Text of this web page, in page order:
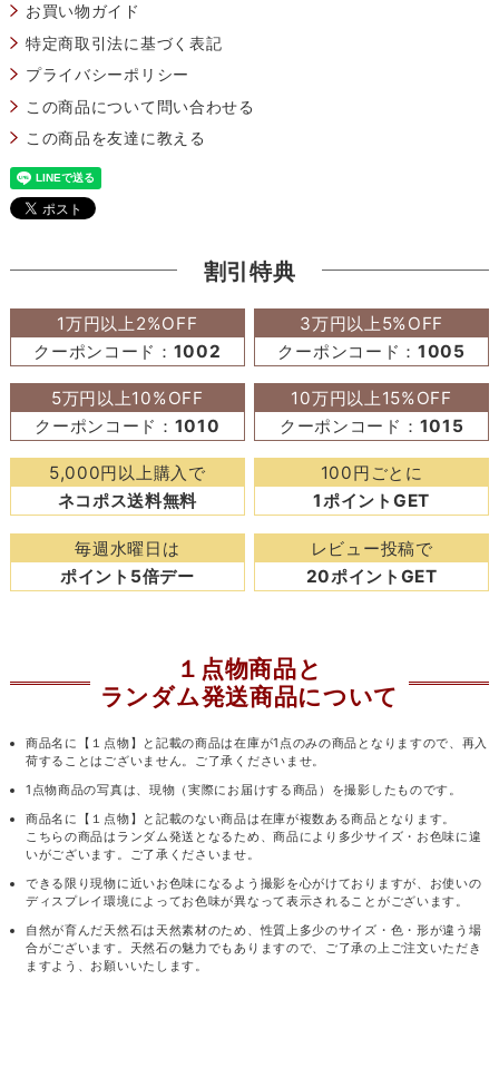
お買い物ガイド
特定商取引法に基づく表記
プライバシーポリシー
この商品について問い合わせる
この商品を友達に教える
割引特典
1万円以上2%OFF
クーポンコード： 1002
3万円以上5%OFF
クーポンコード：1005
5万円以上10%OFF
クーポンコード： 1010
10万円以上15%OFF
クーポンコード： 1015
5,000円以上購入で
ネコポス送料無料
100円ごとに
1ポイントGET
毎週水曜日は
ポイント5倍デー
レビュー投稿で
20ポイントGET
１点物商品と
ランダム発送商品について
商品名に【１点物】と記載の商品は在庫が1点のみの商品となりますので、再入
荷することはございません。ご了承くださいませ。
1点物商品の写真は、現物（実際にお届けする商品）を撮影したものです。
商品名に【１点物】と記載のない商品は在庫が複数ある商品となります。
こちらの商品はランダム発送となるため、商品により多少サイズ・お色味に違
いがございます。ご了承くださいませ。
できる限り現物に近いお色味になるよう撮影を心がけておりますが、お使いの
ディスプレイ環境によってお色味が異なって表示されることがございます。
自然が育んだ天然石は天然素材のため、性質上多少のサイズ・色・形が違う場
合がございます。天然石の魅力でもありますので、ご了承の上ご注文いただき
ますよう、お願いいたします。